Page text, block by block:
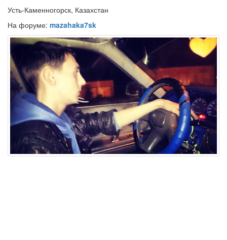
Усть-Каменногорск, Казахстан
На форуме: mazahaka7sk